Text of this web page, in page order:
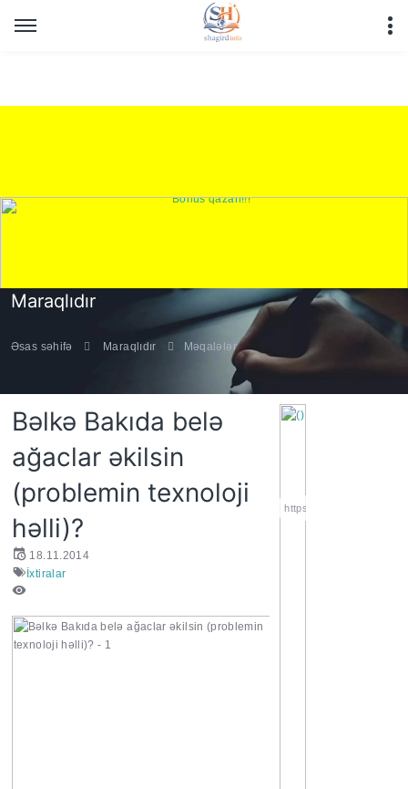
Warning
: Undefined array key "HTTP_REFERER" in
/home/shagirdinfo/public_html/articles/article_main_file.php
Maraqlıdır
Əsas səhifə Maraqlıdır Məqalələr
Bəlkə Bakıda belə
ağaclar əkilsin
(problemin texnoloji
həlli)?
18.11.2014
İxtiralar
https://wa.me/